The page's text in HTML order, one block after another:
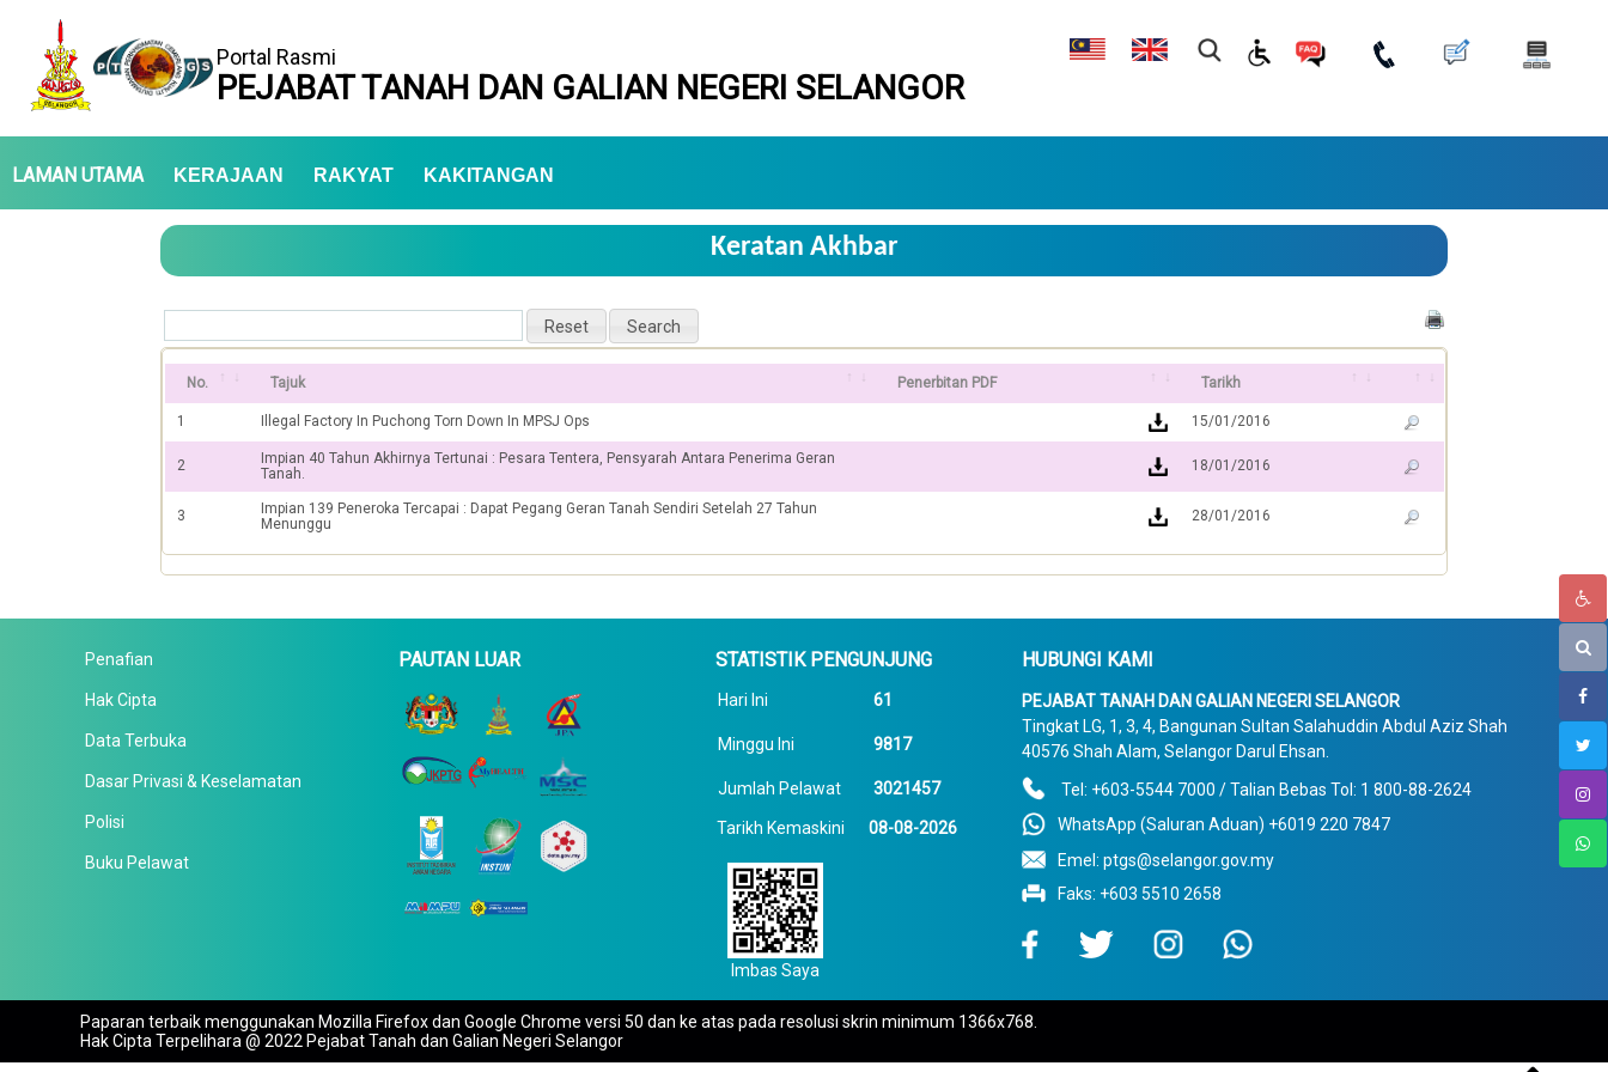
Portal Rasmi
PEJABAT TANAH DAN GALIAN NEGERI SELANGOR
LAMAN UTAMA KERAJAAN RAKYAT KAKITANGAN
Keratan Akhbar
No. Tajuk Penerbitan PDF Tarikh
1 Illegal Factory In Puchong Torn Down In MPSJ Ops 15/01/2016
2
Impian 40 Tahun Akhirnya Tertunai : Pesara Tentera, Pensyarah Antara Penerima Geran
Tanah.
18/01/2016
3
Impian 139 Peneroka Tercapai : Dapat Pegang Geran Tanah Sendiri Setelah 27 Tahun
Menunggu
28/01/2016
Penafian
Hak Cipta
Data Terbuka
Dasar Privasi & Keselamatan
Polisi
Buku Pelawat
PAUTAN LUAR STATISTIK PENGUNJUNG
Hari Ini 61
Minggu Ini 9817
Jumlah Pelawat 3021457
Tarikh Kemaskini 08-08-2026
Imbas Saya
HUBUNGI KAMI
PEJABAT TANAH DAN GALIAN NEGERI SELANGOR
Tingkat LG, 1, 3, 4, Bangunan Sultan Salahuddin Abdul Aziz Shah
40576 Shah Alam, Selangor Darul Ehsan.
Tel: +603-5544 7000 / Talian Bebas Tol: 1 800-88-2624
WhatsApp (Saluran Aduan) +6019 220 7847
Emel: ptgs@selangor.gov.my
Faks: +603 5510 2658
Paparan terbaik menggunakan Mozilla Firefox dan Google Chrome versi 50 dan ke atas pada resolusi skrin minimum 1366x768.
Hak Cipta Terpelihara @ 2022 Pejabat Tanah dan Galian Negeri Selangor